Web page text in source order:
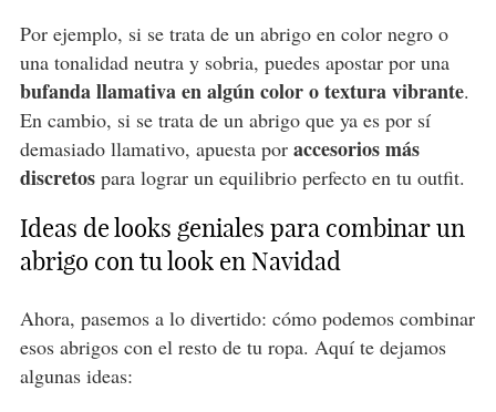
Por ejemplo, si se trata de un abrigo en color negro o
una tonalidad neutra y sobria, puedes apostar por una
bufanda llamativa en algún color o textura vibrante.
En cambio, si se trata de un abrigo que ya es por sí
demasiado llamativo, apuesta poraccesorios más
discretospara lograr un equilibrio perfecto en tu outfit.
Ideas de looks geniales para combinar un
abrigo con tu look en Navidad
Ahora, pasemos a lo divertido: cómo podemos combinar
esos abrigos con el resto de tu ropa. Aquí te dejamos
algunas ideas: